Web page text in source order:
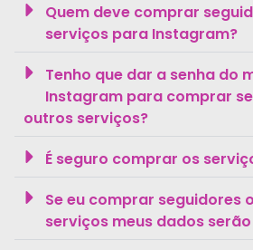
Quem deve comprar
serviços para Instagram?
Tenho que dar a senha do
Instagram para comprar
outros serviços?
É seguro comprar os
Se eu comprar seguidores
serviços meus dados